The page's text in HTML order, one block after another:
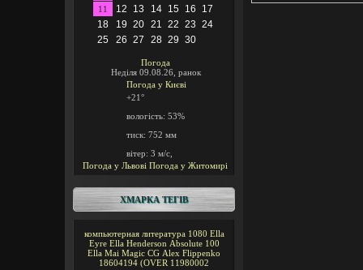
11 12 13 14 15 16
17
18
19 20 21 22 23 24
25
26 27 28 29 30
Погода
Неділя 09.08.26, ранок
Погода у Києві
+21°
вологість: 53%
тиск: 752 мм
вітер: 3 м/с,
Погода у Львові Погода у Житомирі
ХМАРКА ТЕГІВ
компьютерная литература 1080 Ella
Eyre Ella Henderson Absolute 100
Ella Mai Magic CG Alex Flippenko
18604194 (OVER 11980002